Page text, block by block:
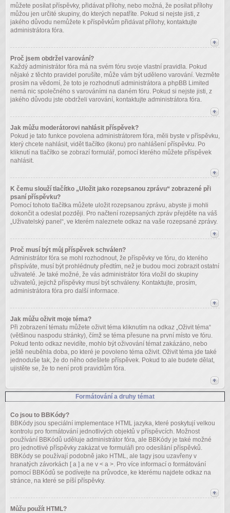
můžete posílat příspěvky, přidávat přílohy, nebo možná, že posílat přílohy
můžou jen určité skupiny, do kterých nepatříte. Pokud si nejste jisti, z
jakého důvodu nemůžete k příspěvkům přidávat přílohy, kontaktujte
administrátora fóra.
Proč jsem obdržel varování?
Každý administrátor fóra má na svém fóru svoje vlastní pravidla. Pokud
nějaké z těchto pravidel porušíte, může vám být uděleno varování. Vezměte
prosím na vědomí, že toto je rozhodnutí administrátora a phpBB Limited
nemá nic společného s varováními na daném fóru. Pokud si nejste jisti, z
jakého důvodu jste obdrželi varování, kontaktujte administrátora fóra.
Jak můžu moderátorovi nahlásit příspěvek?
Pokud je tato funkce povolena administrátorem fóra, měli byste v příspěvku,
který chcete nahlásit, vidět tlačítko (ikonu) pro nahlášení příspěvku. Po
kliknutí na tlačítko se zobrazí formulář, pomocí kterého můžete příspěvek
nahlásit.
K čemu slouží tlačítko „Uložit jako rozepsanou zprávu“ zobrazené při
psaní příspěvku?
Pomocí tohoto tlačítka můžete uložit rozepsanou zprávu, abyste ji mohli
dokončit a odeslat později. Pro načtení rozepsaných zpráv přejděte na váš
„Uživatelský panel“, ve kterém naleznete odkaz na vaše rozepsané zprávy.
Proč musí být můj příspěvek schválen?
Administrátor fóra se mohl rozhodnout, že příspěvky ve fóru, do kterého
přispíváte, musí být prohlédnuty předtím, než je budou moci zobrazit ostatní
uživatelé. Je také možné, že vás administrátor fóra vložil do skupiny
uživatelů, jejichž příspěvky musí být schváleny. Kontaktujte, prosím,
administrátora fóra pro další informace.
Jak můžu oživit moje téma?
Při zobrazení tématu můžete oživit téma kliknutím na odkaz „Oživit téma“
(většinou naspodu stránky), čímž se téma přesune na první místo ve fóru.
Pokud tento odkaz nevidíte, mohlo být oživování témat zakázáno, nebo
ještě neuběhla doba, po které je povoleno téma oživit. Oživit téma jde také
jednoduše tak, že do něho odešlete příspěvek. Pokud to ale budete dělat,
ujistěte se, že to není proti pravidlům fóra.
Formátování a druhy témat
Co jsou to BBKódy?
BBKódy jsou speciální implementace HTML jazyka, které poskytují velkou
kontrolu pro formátování jednotlivých objektů v příspěvcích. Možnost
používání BBKódů uděluje administrátor fóra, ale BBKódy je také možné
pro jednotlivé příspěvky zakázat ve formuláři pro odesílání příspěvků.
BBKódy se používají podobně jako HTML, ale tagy jsou uzavřeny v
hranatých závorkách [ a ] a ne v < a >. Pro více informací o formátování
pomocí BBKódů se podívejte na průvodce, ke kterému najdete odkaz na
stránce, na které se píší příspěvky.
Můžu použít HTML?